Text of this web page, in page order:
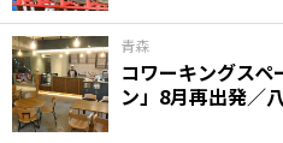
青森
コワーキングスペ
ン」8月再出発／